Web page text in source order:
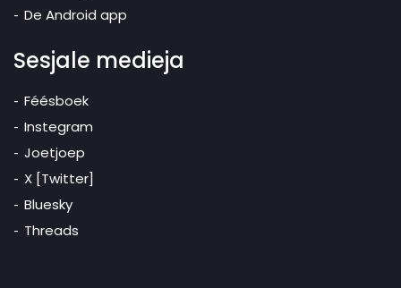
De Android app
Sesjale medieja
Féésboek
Instegram
Joetjoep
X [Twitter]
Bluesky
Threads